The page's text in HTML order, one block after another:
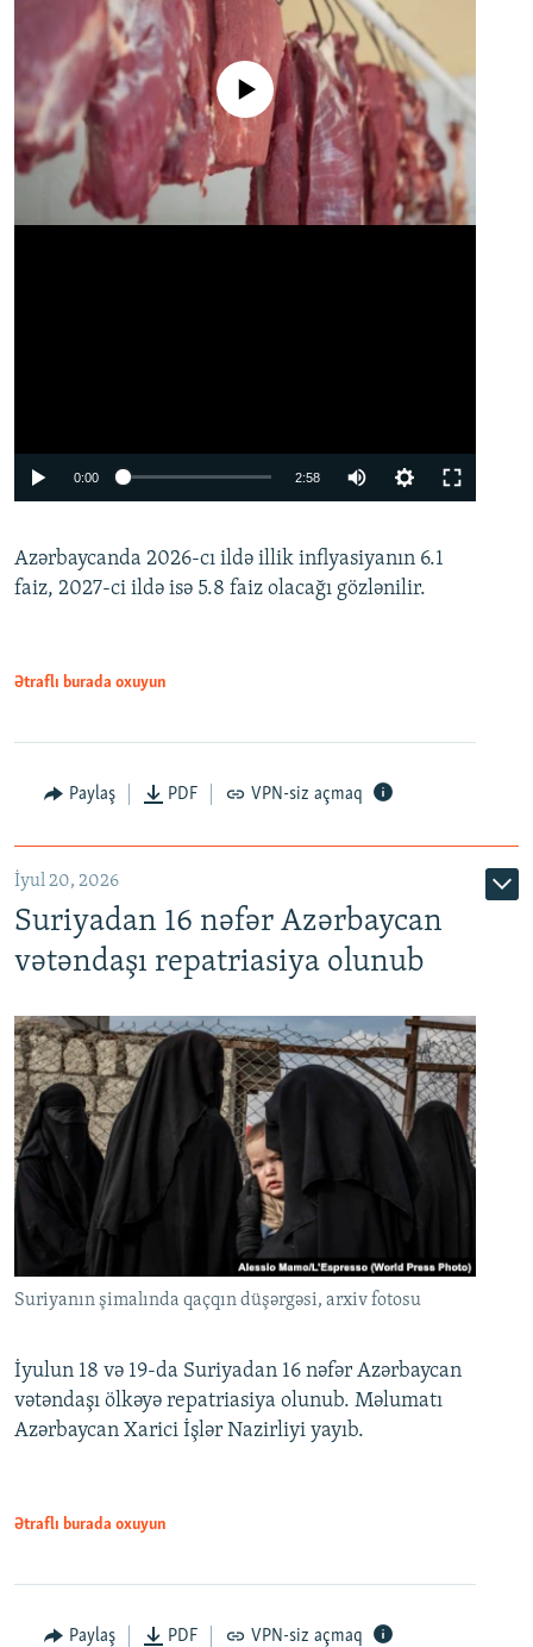
Auto
No media source currently available
0:00 2:58
360p
480p
Azərbaycanda 2026-cı ildə illik inflyasiyanın 6.1
faiz, 2027-ci ildə isə 5.8 faiz olacağı gözlənilir.
Ətraflı burada oxuyun
Paylaş PDF VPN-siz açmaq
İyul 20, 2026
Suriyadan 16 nəfər Azərbaycan
vətəndaşı repatriasiya olunub
Suriyanın şimalında qaçqın düşərgəsi, arxiv fotosu
İyulun 18 və 19-da Suriyadan 16 nəfər Azərbaycan
vətəndaşı ölkəyə repatriasiya olunub. Məlumatı
Azərbaycan Xarici İşlər Nazirliyi yayıb.
Ətraflı burada oxuyun
Paylaş PDF VPN-siz açmaq